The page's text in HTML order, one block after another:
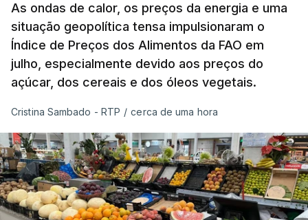
As ondas de calor, os preços da energia e uma
situação geopolítica tensa impulsionaram o
Índice de Preços dos Alimentos da FAO em
julho, especialmente devido aos preços do
açúcar, dos cereais e dos óleos vegetais.
Cristina Sambado - RTP / cerca de uma hora